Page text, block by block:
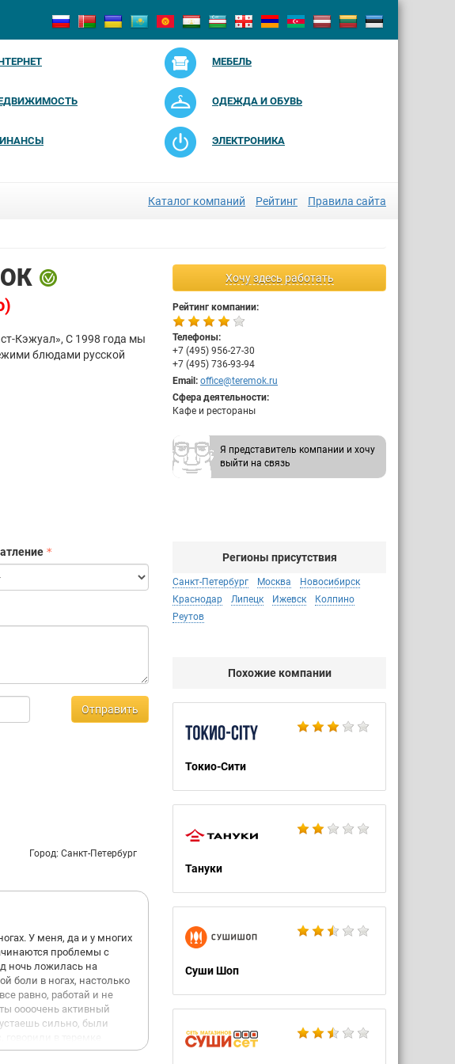
МЕБЕЛЬ
ОДЕЖДА И ОБУВЬ
ЭЛЕКТРОНИКА
Каталог компаний Рейтинг Правила сайта
Хочу здесь работать
Рейтинг компании:
Телефоны:
+7 (495) 956-27-30
+7 (495) 736-93-94
Email: office@teremok.ru
Сфера деятельности:
Кафе и рестораны
Я представитель компании и хочу
выйти на связь
Регионы присутствия
Санкт-Петербург Москва
Новосибирск
Краснодар
Липецк Ижевск
Колпино
Реутов
Похожие компании
Токио-Сити
Тануки
Суши Шоп
Кэжуал», С 1998 года мы
блюдами русской
Отправить
Город: Санкт-Петербург
У меня, да и у многих
проблемы с
ночь ложилась на
боли в ногах, настолько
равно, работай и не
оооочень активный
сильно, были
в теремке
и сильнее устаешь.